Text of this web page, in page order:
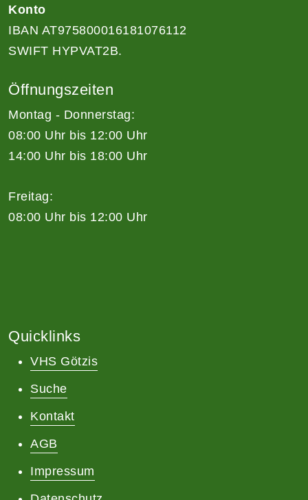
Konto
IBAN AT975800016181076112
SWIFT HYPVAT2B.
Öffnungszeiten
Montag - Donnerstag:
08:00 Uhr bis 12:00 Uhr
14:00 Uhr bis 18:00 Uhr
Freitag:
08:00 Uhr bis 12:00 Uhr
Quicklinks
VHS Götzis
Suche
Kontakt
AGB
Impressum